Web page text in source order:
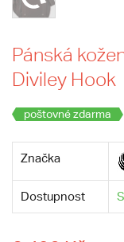
Pánská
Diviley Hook
poštovné zdarma
Značka
Dostupnost